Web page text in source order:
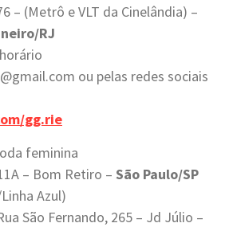
– (Metrô e VLT da Cinelândia) –
RJ
ou pelas redes sociais
gg.rie
feminina
– Bom Retiro – São Paulo/SP
Azul)
São Fernando, 265 – Jd Júlio –